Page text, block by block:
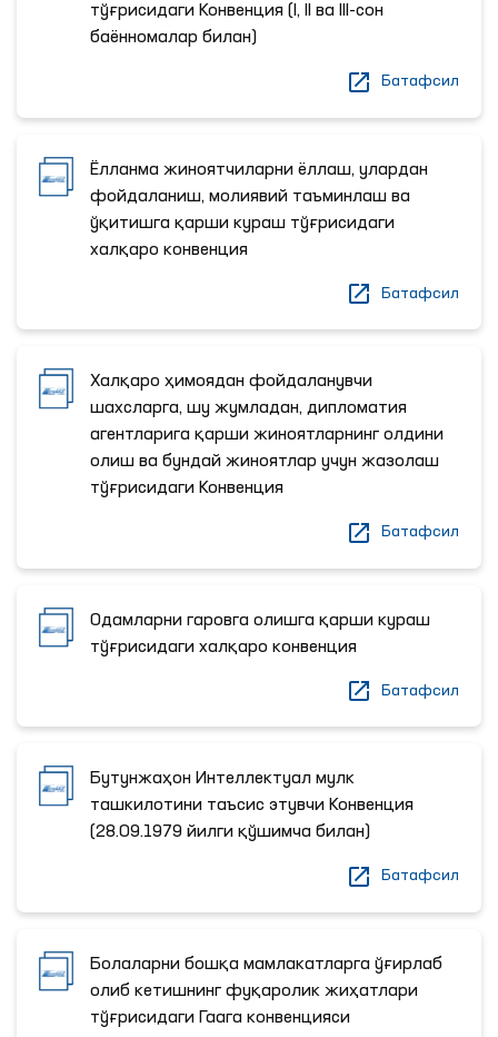
тўғрисидаги Конвенция (I, II ва III-сон
баённомалар билан)
Батафсил
Ёлланма жиноятчиларни ёллаш, улардан
фойдаланиш, молиявий таъминлаш ва
ўқитишга қарши кураш тўғрисидаги
халқаро конвенция
Батафсил
Халқаро ҳимоядан фойдаланувчи
шахсларга, шу жумладан, дипломатия
агентларига қарши жиноятларнинг олдини
олиш ва бундай жиноятлар учун жазолаш
тўғрисидаги Конвенция
Батафсил
Одамларни гаровга олишга қарши кураш
тўғрисидаги халқаро конвенция
Батафсил
Бутунжаҳон Интеллектуал мулк
ташкилотини таъсис этувчи Конвенция
(28.09.1979 йилги қўшимча билан)
Батафсил
Болаларни бошқа мамлакатларга ўғирлаб
олиб кетишнинг фуқаролик жиҳатлари
тўғрисидаги Гаага конвенцияси